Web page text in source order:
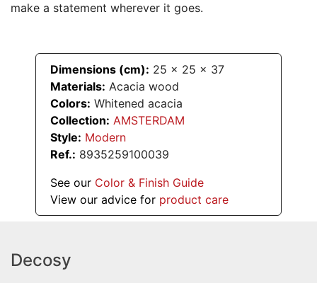
make a statement wherever it goes.
Dimensions (cm): 25 x 25 x 37
Materials: Acacia wood
Colors: Whitened acacia
Collection: AMSTERDAM
Style: Modern
Ref.: 8935259100039
See our Color & Finish Guide
View our advice for product care
Decosy